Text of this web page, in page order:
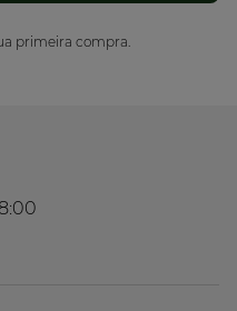
primeira compra.